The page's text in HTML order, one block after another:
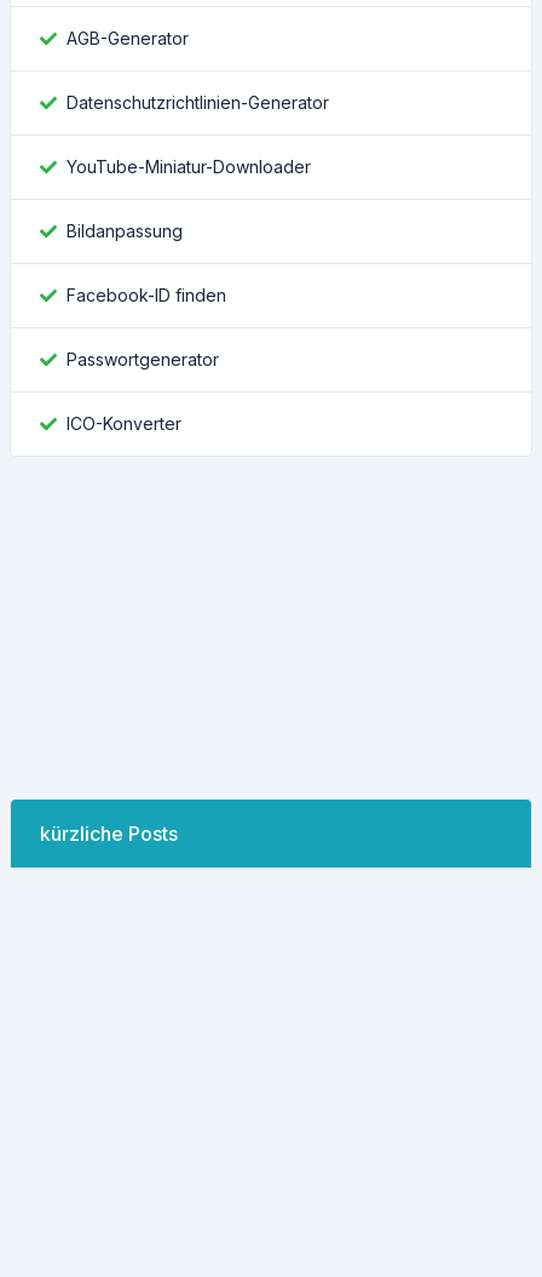
AGB-Generator
Datenschutzrichtlinien-Generator
YouTube-Miniatur-Downloader
Bildanpassung
Facebook-ID finden
Passwortgenerator
ICO-Konverter
kürzliche Posts